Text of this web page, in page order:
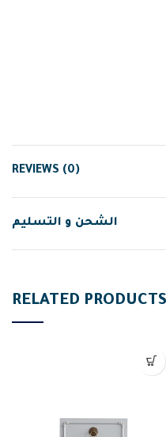
REVIEWS (0)
الشحن و التسليم
RELATED PRODUCTS